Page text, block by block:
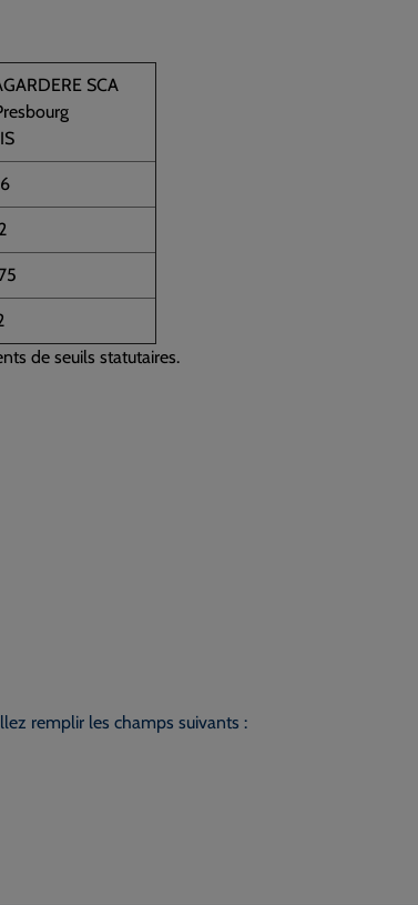
SCA
de seuils statutaires.
remplir les champs suivants :